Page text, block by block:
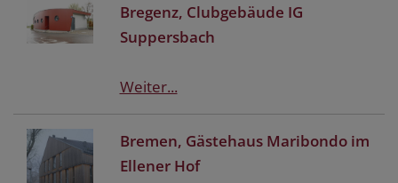
Bregenz, Clubgebäude IG
Suppersbach
Weiter...
Bremen, Gästehaus Maribondo im
Ellener Hof